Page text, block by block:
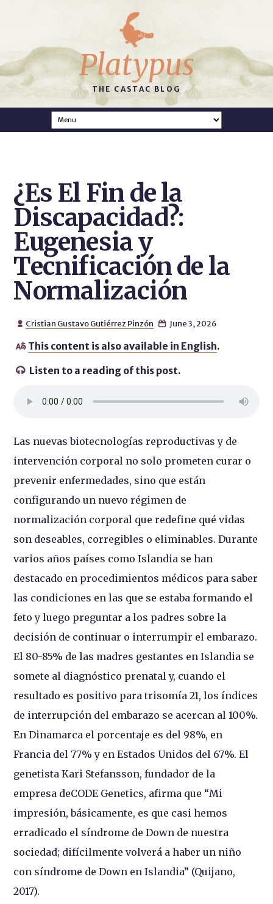
Platypus
THE CASTAC BLOG
¿Es El Fin de la
Discapacidad?:
Eugenesia y
Tecnificación de la
Normalización
 Cristian Gustavo Gutiérrez Pinzón  June 3, 2026
 This content is also available in English.
 Listen to a reading of this post.
Las nuevas biotecnologías reproductivas y de
intervención corporal no solo prometen curar o
prevenir enfermedades, sino que están
configurando un nuevo régimen de
normalización corporal que redefine qué vidas
son deseables, corregibles o eliminables. Durante
varios años países como Islandia se han
destacado en procedimientos médicos para saber
las condiciones en las que se estaba formando el
feto y luego preguntar a los padres sobre la
decisión de continuar o interrumpir el embarazo.
El 80-85% de las madres gestantes en Islandia se
somete al diagnóstico prenatal y, cuando el
resultado es positivo para trisomía 21, los índices
de interrupción del embarazo se acercan al 100%.
En Dinamarca el porcentaje es del 98%, en
Francia del 77% y en Estados Unidos del 67%. El
genetista Kari Stefansson, fundador de la
empresa deCODE Genetics, afirma que “Mi
impresión, básicamente, es que casi hemos
erradicado el síndrome de Down de nuestra
sociedad; difícilmente volverá a haber un niño
con síndrome de Down en Islandia” (Quijano,
2017).